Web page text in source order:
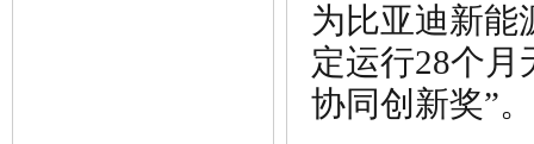
为比亚迪新能
定运行28个月
协同创新奖”。